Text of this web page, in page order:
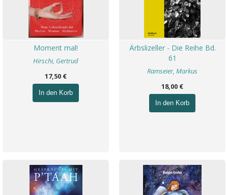
Moment mal!
Hirschi, Gertrud
17,50 €
In den Korb
Ärbslizeller - Die Reihe Bd.
61
Ramseier, Markus
18,00 €
In den Korb